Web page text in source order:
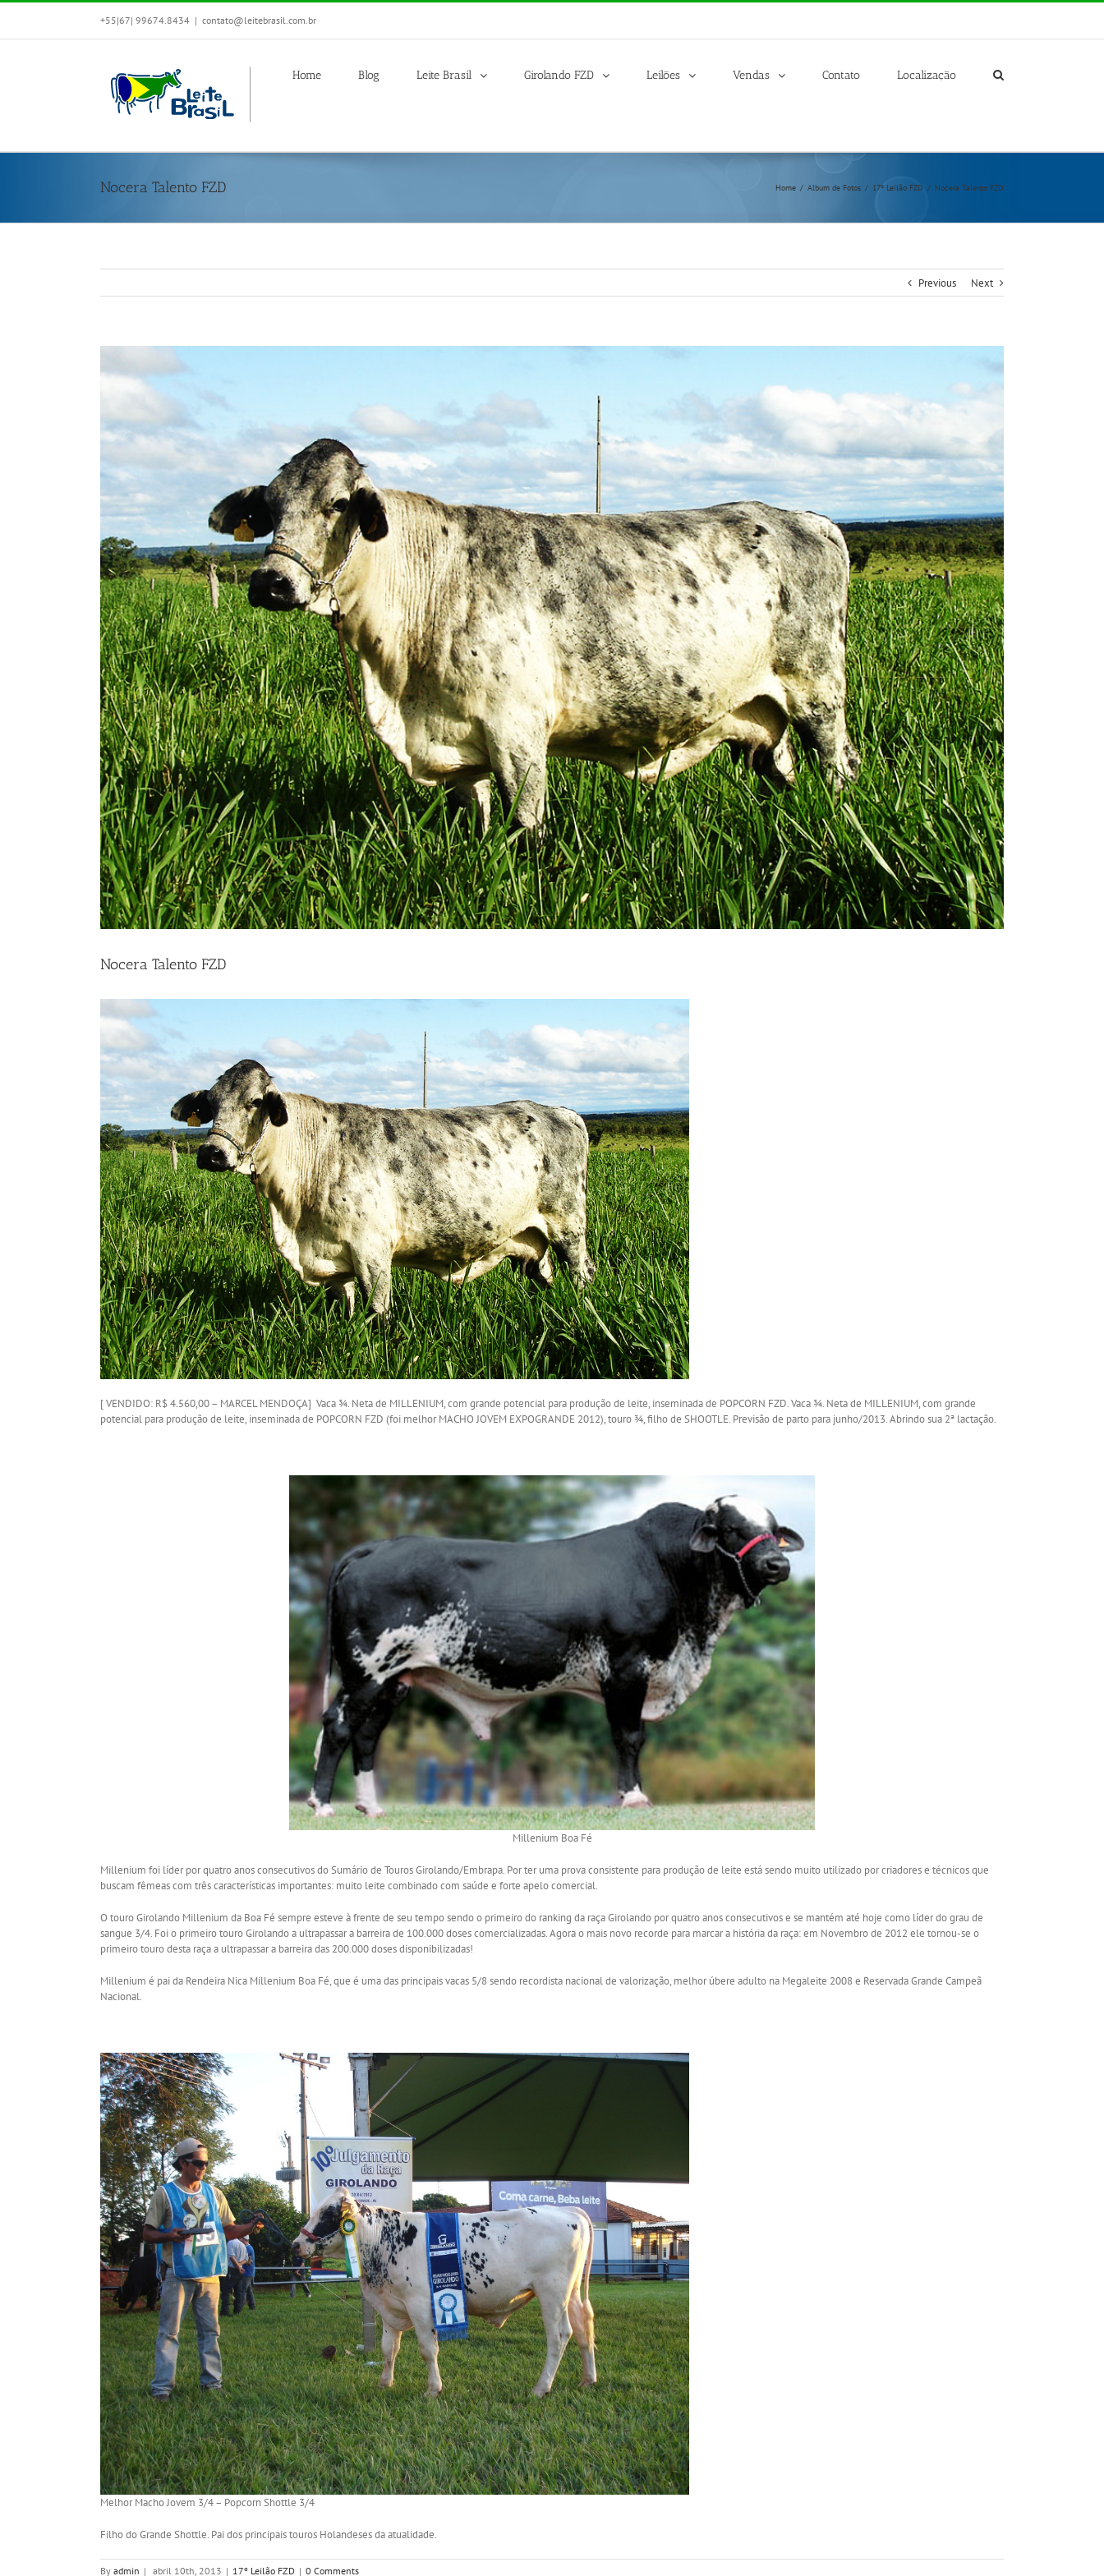
+55|67| 99674.8434 | contato@leitebrasil.com.br
Home Blog Leite Brasil Girolando FZD Leilões Vendas Contato Localização
Nocera Talento FZD Home / Album de Fotos / 17º Leilão FZD / Nocera Talento FZD
Previous Next
Nocera Talento FZD
[ VENDIDO: R$ 4.560,00 – MARCEL MENDOÇA] Vaca ¾. Neta de MILLENIUM, com grande potencial para produção de leite, inseminada de POPCORN FZD.Vaca ¾. Neta de MILLENIUM, com grande
potencial para produção de leite, inseminada de POPCORN FZD (foi melhor MACHO JOVEM EXPOGRANDE 2012), touro ¾, filho de SHOOTLE. Previsão de parto para junho/2013. Abrindo sua 2ª lactação.
Millenium Boa Fé
Millenium foi líder por quatro anos consecutivos do Sumário de Touros Girolando/Embrapa. Por ter uma prova consistente para produção de leite está sendo muito utilizado por criadores e técnicos que
buscam fêmeas com três características importantes: muito leite combinado com saúde e forte apelo comercial.
O touro Girolando Millenium da Boa Fé sempre esteve à frente de seu tempo sendo o primeiro do ranking da raça Girolando por quatro anos consecutivos e se mantém até hoje como líder do grau de
sangue 3/4. Foi o primeiro touro Girolando a ultrapassar a barreira de 100.000 doses comercializadas. Agora o mais novo recorde para marcar a história da raça: em Novembro de 2012 ele tornou-se o
primeiro touro desta raça a ultrapassar a barreira das 200.000 doses disponibilizadas!
Millenium é pai da Rendeira Nica Millenium Boa Fé, que é uma das principais vacas 5/8 sendo recordista nacional de valorização, melhor úbere adulto na Megaleite 2008 e Reservada Grande Campeã
Nacional.
Melhor Macho Jovem 3/4 – Popcorn Shottle 3/4
Filho do Grande Shottle. Pai dos principais touros Holandeses da atualidade.
By admin | abril 10th, 2013 | 17º Leilão FZD | 0 Comments